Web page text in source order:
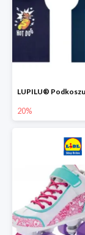
20%